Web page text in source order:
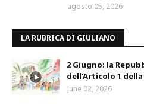
agosto 05, 2026
LA RUBRICA DI GIULIANO
2 Giugno: la
dell’Articolo 1
June 02, 2026